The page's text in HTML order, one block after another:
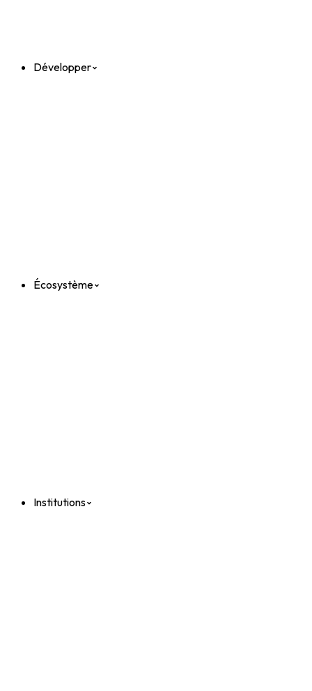
Développer
Écosystème
Institutions